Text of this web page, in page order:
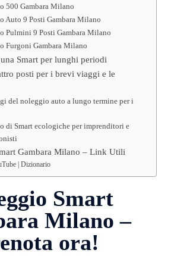
500 Gambara Milano
Auto 9 Posti Gambara Milano
Pulmini 9 Posti Gambara Milano
Furgoni Gambara Milano
Smart per lunghi periodi
posti per i brevi viaggi e le
del noleggio auto a lungo termine per i
di Smart ecologiche per imprenditori e
Gambara Milano – Link Utili
| Dizionario
Smart
Milano –
ora!